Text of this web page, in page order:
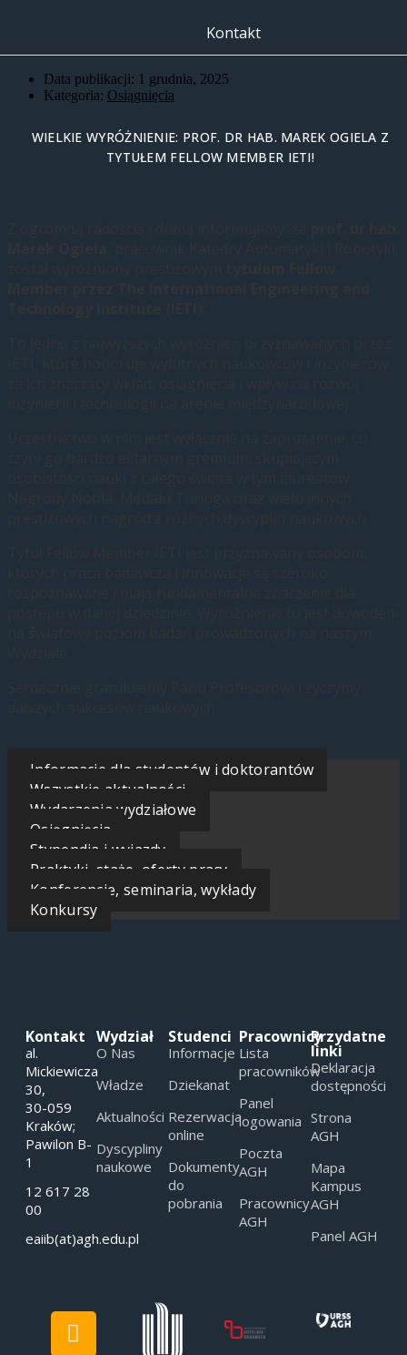
Kontakt
Data publikacji: 1 grudnia, 2025
Kategoria: Osiągnięcia
WIELKIE WYRÓŻNIENIE: PROF. DR HAB. MAREK OGIELA Z
TYTUŁEM FELLOW MEMBER IETI!
Informacje dla studentów i doktorantów
Wszystkie aktualności
Wydarzenia wydziałowe
Osiągnięcia
Stypendia i wyjazdy
Praktyki, staże, oferty pracy
Konferencje, seminaria, wykłady
Konkursy
Kontakt
al.
Mickiewicza
30,
30-059
Kraków;
Pawilon B-
1
12 617 28
00
eaiib(at)agh.edu.pl
Wydział
O Nas
Władze
Aktualności
Dyscypliny
naukowe
Studenci
Informacje
Dziekanat
Rezerwacja
online
Dokumenty
do
pobrania
Pracownicy
Lista
pracowników
Panel
logowania
Poczta
AGH
Pracownicy
AGH
Przydatne
linki
Deklaracja
dostępności
Strona
AGH
Mapa
Kampus
AGH
Panel AGH